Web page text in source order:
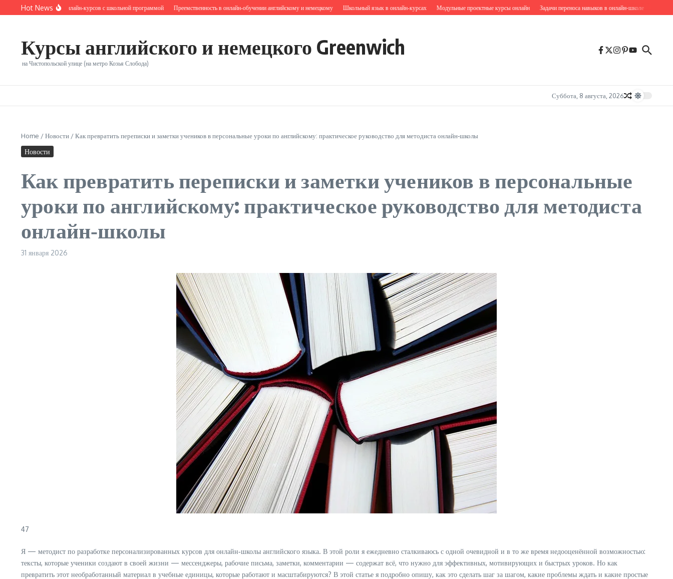
Перейти к содержанию
Hot News
Синхронизация онлайн‑курсов с школьной программой Преемственность в онлайн‑обучении английскому и немецкому Школьный язык в онлайн‑курсах Модульные проектные курсы онлайн Задачи переноса навыков в онлайн-школе Онлайн-
Курсы английского и немецкого Greenwich
на Чистопольской улице (на метро Козья Слобода)
Суббота, 8 августа, 2026
Home /Новости /Как превратить переписки и заметки учеников в персональные уроки по английскому: практическое руководство для методиста онлайн‑школы
Новости
Как превратить переписки и заметки учеников в персональные
уроки по английскому: практическое руководство для методиста
онлайн‑школы
31 января 2026
47
Я — методист по разработке персонализированных курсов для онлайн‑школы английского языка. В этой роли я ежедневно сталкиваюсь с одной очевидной и в то же время недооценённой возможностью:
тексты, которые ученики создают в своей жизни — мессенджеры, рабочие письма, заметки, комментарии — содержат всё, что нужно для эффективных, мотивирующих и быстрых уроков. Но как
превратить этот необработанный материал в учебные единицы, которые работают и масштабируются? В этой статье я подробно опишу, как это сделать шаг за шагом, какие проблемы ждать и какие простые